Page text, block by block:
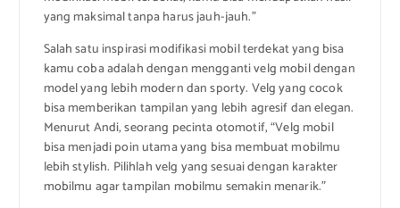
yang maksimal tanpa harus jauh-jauh.”
Salah satu inspirasi modifikasi mobil terdekat yang bisa
kamu coba adalah dengan mengganti velg mobil dengan
model yang lebih modern dan sporty. Velg yang cocok
bisa memberikan tampilan yang lebih agresif dan elegan.
Menurut Andi, seorang pecinta otomotif, “Velg mobil
bisa menjadi poin utama yang bisa membuat mobilmu
lebih stylish. Pilihlah velg yang sesuai dengan karakter
mobilmu agar tampilan mobilmu semakin menarik.”